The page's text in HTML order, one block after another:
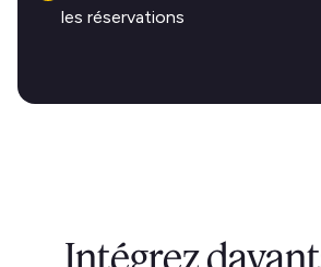
les réservations